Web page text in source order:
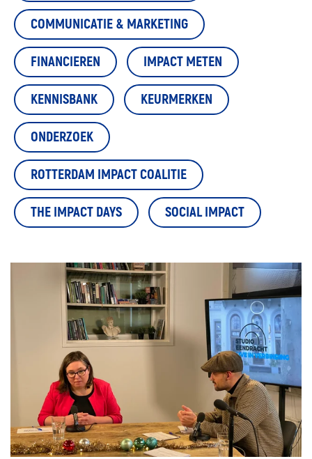
COMMUNICATIE & MARKETING
FINANCIEREN IMPACT METEN
KENNISBANK KEURMERKEN
ONDERZOEK
ROTTERDAM IMPACT COALITIE
THE IMPACT DAYS SOCIAL IMPACT